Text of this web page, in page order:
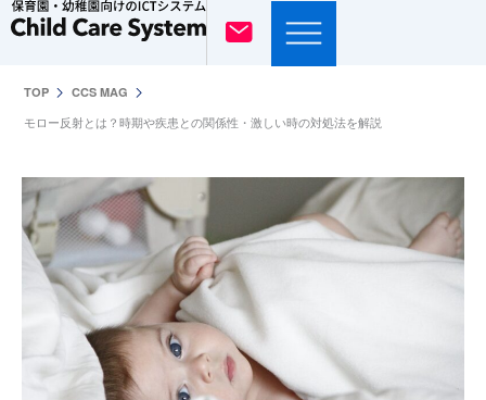
内
容
TOP CCS MAG
モロー反射とは？時期や疾患との関係性・激しい時の対処法を解説